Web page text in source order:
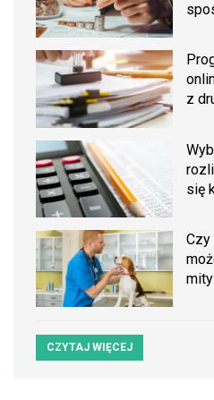
z
się
Czy
CZYTAJ WIĘCEJ